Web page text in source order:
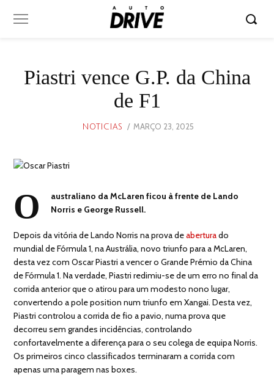
Piastri vence G.P. da China
de F1
NOTICIAS
POSTED
MARÇO 23, 2025
O
australiano da McLaren ficou à frente de Lando
Norris e George Russell.
Depois da vitória de Lando Norris na prova deaberturado
mundial de Fórmula 1, na Austrália, novo triunfo para a McLaren,
desta vez com Oscar Piastri a vencer o Grande Prémio da China
de Fórmula 1. Na verdade, Piastri redimiu-se de um erro no final da
corrida anterior que o atirou para um modesto nono lugar,
convertendo a pole position num triunfo em Xangai. Desta vez,
Piastri controlou a corrida de fio a pavio, numa prova que
decorreu sem grandes incidências, controlando
confortavelmente a diferença para o seu colega de equipa Norris.
Os primeiros cinco classificados terminaram a corrida com
apenas uma paragem nas boxes.